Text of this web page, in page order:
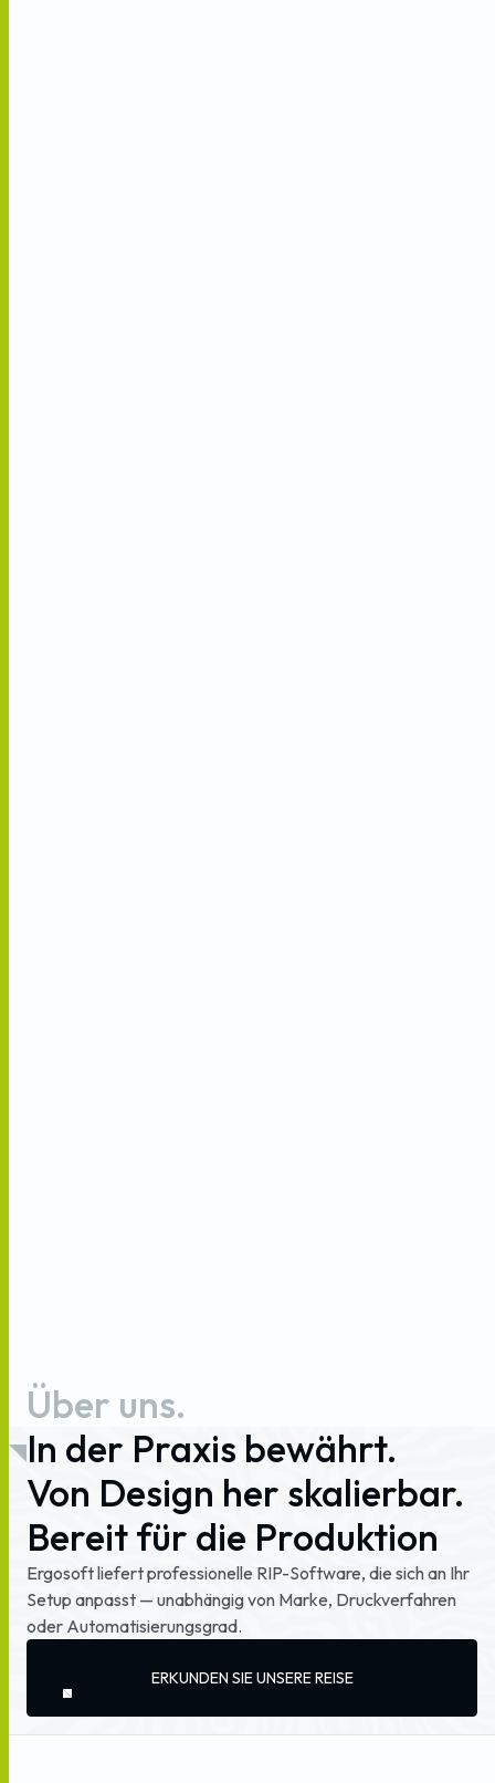
Über uns.
In der Praxis bewährt.
Von Design her skalierbar.
Bereitfür die Produktion
Ergosoftliefertprofessionelle RIP-Software, die sichan Ihr
Setup anpasst — unabhängigvon Marke, Druckverfahren
oder Automatisierungsgrad.
ERKUNDEN SIE UNSERE REISE